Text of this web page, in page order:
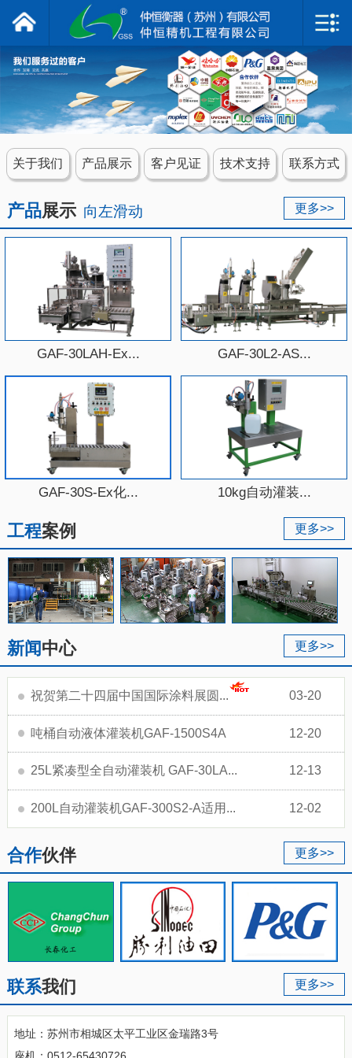
仲恒衡器
网站首页
关于我们
客户见证
关于我们 产品展示 客户见证 技术支持 联系方式
更多>>
产品展示 向左滑动
GAF-30LAH-Ex... GAF-30L2-AS...
GAF-30S-Ex化... 10kg自动灌装...
更多>>
工程案例
更多>>
新闻中心
03-20
祝贺第二十四届中国国际涂料展圆...
12-20
吨桶自动液体灌装机GAF-1500S4A
12-13
25L紧凑型全自动灌装机 GAF-30LA...
12-02
200L自动灌装机GAF-300S2-A适用...
更多>>
合作伙伴
更多>>
联系我们
地址：苏州市相城区太平工业区金瑞路3号